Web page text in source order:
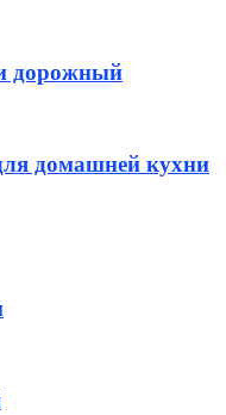
дорожный
домашней кухни